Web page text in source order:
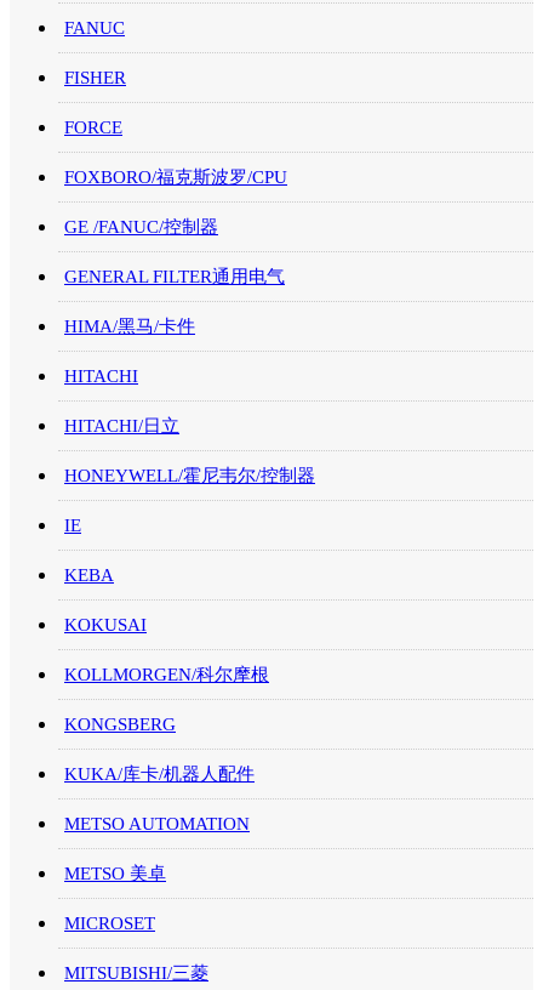
FANUC
FISHER
FORCE
FOXBORO/福克斯波罗/CPU
GE /FANUC/控制器
GENERAL FILTER通用电气
HIMA/黑马/卡件
HITACHI
HITACHI/日立
HONEYWELL/霍尼韦尔/控制器
IE
KEBA
KOKUSAI
KOLLMORGEN/科尔摩根
KONGSBERG
KUKA/库卡/机器人配件
METSO AUTOMATION
METSO 美卓
MICROSET
MITSUBISHI/三菱